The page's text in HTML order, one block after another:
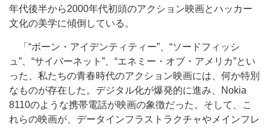
年代後半から2000年代初頭のアクション映画とハッカー
文化の美学に傾倒している。
「“ボーン・アイデンティティー”、“ソードフィッシ
ュ”、“サイバーネット”、“エネミー・オブ・アメリカ”とい
った、私たちの青春時代のアクション映画には、何か特別
なものが存在した。デジタル化が爆発的に進み、Nokia
8110のような携帯電話が映画の象徴だった。そして、こ
れらの映画が、データインフラストラクチャやメインフレ